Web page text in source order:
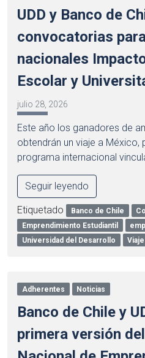
UDD y Banco de
convocatorias
nacionales
Escolar y
julio 28, 2026
Este año los ganadores de
obtendrán un viaje a México,
programa internacional
Seguir leyendo
Etiquetado Banco de Chile
Emprendimiento Estudiantil
Universidad del Desarrollo
Adherentes Noticias
Banco de Chile y
primera versión